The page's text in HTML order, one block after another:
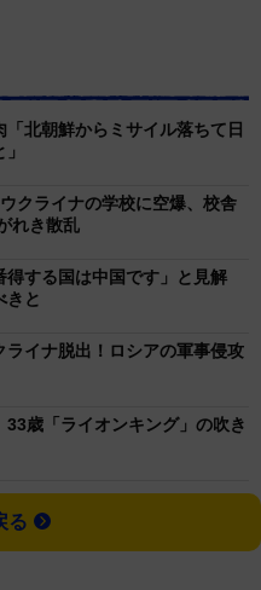
北朝鮮からミサイル落ちて日
クライナの学校に空爆、校舎
れき散乱
する国は中国です」と見解
きと
イナ脱出！ロシアの軍事侵攻
33歳「ライオンキング」の吹き
る